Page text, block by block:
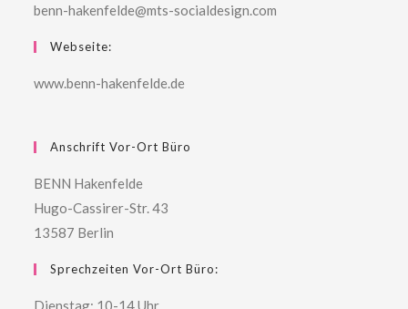
benn-hakenfelde@mts-socialdesign.com
Webseite:
www.benn-hakenfelde.de
Anschrift Vor-Ort Büro
BENN Hakenfelde
Hugo-Cassirer-Str. 43
13587 Berlin
Sprechzeiten Vor-Ort Büro:
Dienstag: 10-14 Uhr